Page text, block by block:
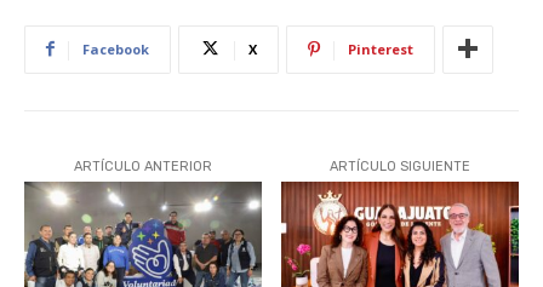
Facebook X Pinterest
ARTÍCULO ANTERIOR ARTÍCULO SIGUIENTE